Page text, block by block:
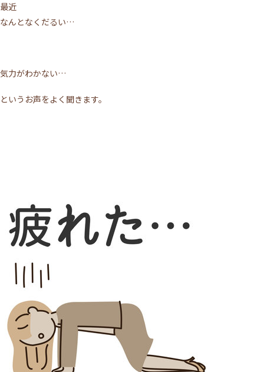
最近
なんとなくだるい…
気力がわかない…
というお声をよく聞きます。